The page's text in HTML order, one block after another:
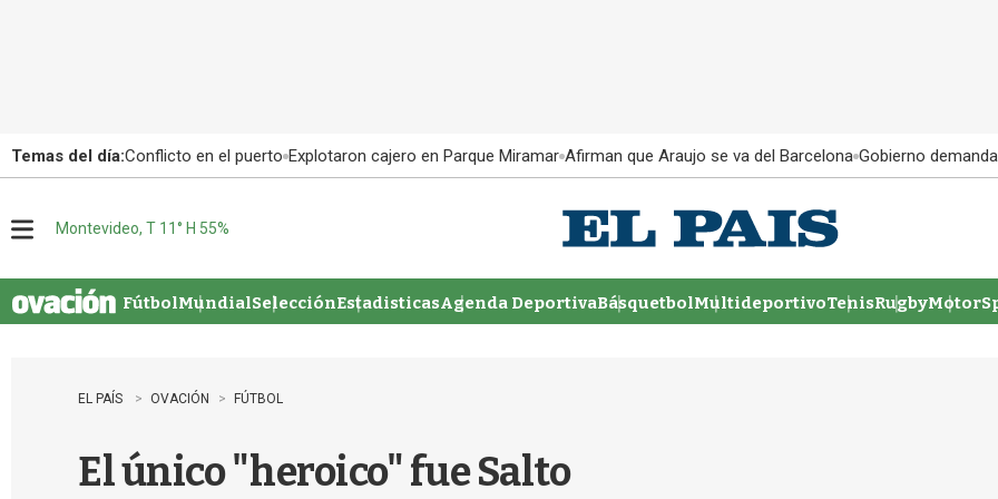
Temas del día:Conflicto en el puerto Explotaron cajero en Parque Miramar Afirman que Araujo se va del Barcelona Gobierno
u
Montevideo, T 11° H 55%
FútbolMundialSelecciónEstadisticasAgenda DeportivaBásquetbolMultideportivoTenisRugby
EL PAÍS OVACIÓN FÚTBOL
El único "heroico" fue Salto